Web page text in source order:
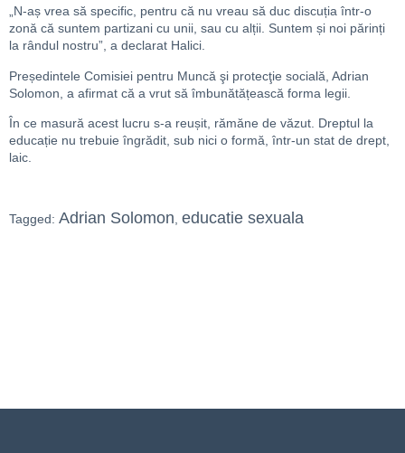
„N-aș vrea să specific, pentru că nu vreau să duc discuția într-o
zonă că suntem partizani cu unii, sau cu alții. Suntem și noi părinți
la rândul nostru”, a declarat Halici.
Președintele Comisiei pentru Muncă şi protecţie socială, Adrian
Solomon, a afirmat că a vrut să îmbunătățească forma legii.
În ce masură acest lucru s-a reușit, rămăne de văzut. Dreptul la
educație nu trebuie îngrădit, sub nici o formă, într-un stat de drept,
laic.
Tagged: Adrian Solomon educatie sexuala